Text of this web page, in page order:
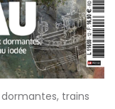
dormantes, trains